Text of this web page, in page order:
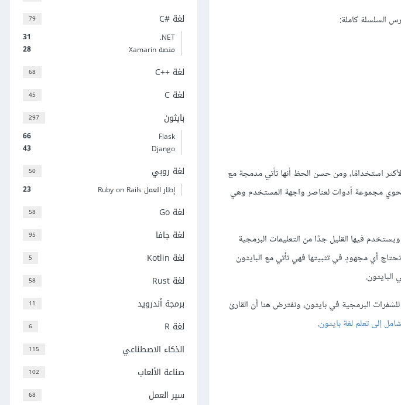
استخدامًا، ومن حسن الحظ أنها تأتي مدمجة مع
تحوي مجموعة أدوات لعناصر واجهة المستخدم وهي
فيها القليل جدًا من التعليمات البرمجية
نحتاج أي مجهودٍ في تثبيتها فهي تأتي مع البايثون
البرمجية في بايثون، ونفترض هنا أن القارئ
إلى تعلم لغة بايثون.
79 لغة C#‎
31
‎.NET
28
منصة Xamarin
68 لغة C++‎
45 لغة C
297 بايثون
66
Flask
43
Django
50 لغة روبي
23 إطار العمل Ruby on Rails
58 لغة Go
95 لغة جافا
5 لغة Kotlin
58 لغة Rust
11 برمجة أندرويد
6 لغة R
115 الذكاء الاصطناعي
102 صناعة الألعاب
68 سير العمل